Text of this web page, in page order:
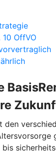
OffVO
den
bis